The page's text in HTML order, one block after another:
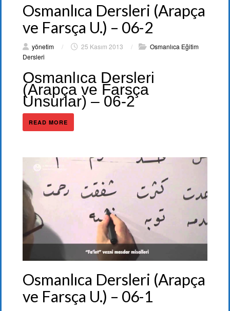
Osmanlıca Dersleri (Arapça
ve Farsça U.) – 06-2
yönetim / 25 Kasım 2013 /
Osmanlıca Eğitim
Dersleri
Osmanlıca Dersleri
(Arapça ve Farsça
Unsurlar) – 06-2
READ MORE
Osmanlıca Dersleri (Arapça
ve Farsça U.) – 06-1